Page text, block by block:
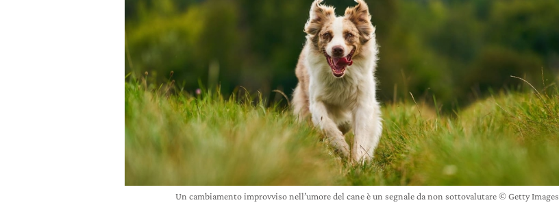
Un cambiamento improvviso nell’umore del cane è un segnale da non sottovalutare © Getty Images